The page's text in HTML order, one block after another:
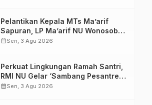
Pelantikan Kepala MTs Ma’arif
Sapuran, LP Ma’arif NU Wonosobo
Tekankan Lima Amanah
calendar_monthSen, 3 Agu 2026
Perkuat Lingkungan Ramah Santri,
RMI NU Gelar ‘Sambang Pesantren’
di Pati
calendar_monthSen, 3 Agu 2026